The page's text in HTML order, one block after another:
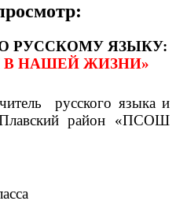
РУССКОМУ ЯЗЫКУ:
В НАШЕЙ ЖИЗНИ»
русского языка и
район «ПСОШ